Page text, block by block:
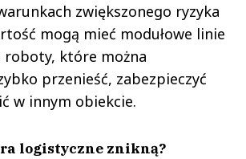
zwiększonego ryzyka
mogą mieć modułowe linie
roboty, które można
przenieść, zabezpieczyć
w innym obiekcie.
logistyczne znikną?